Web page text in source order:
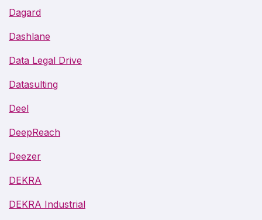
Dagard
Dashlane
Data Legal Drive
Datasulting
Deel
DeepReach
Deezer
DEKRA
DEKRA Industrial